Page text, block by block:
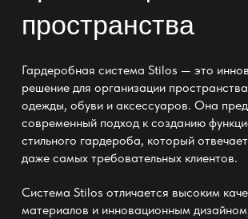
пространства
Гардеробная система Stilos — это
решение для организации
одежды, обуви и аксессуаров. Она
современный подход к созданию
стильного гардероба, который
даже самых требовательных клиентов.
Система Stilos отличается высоким
материалов и инновационным